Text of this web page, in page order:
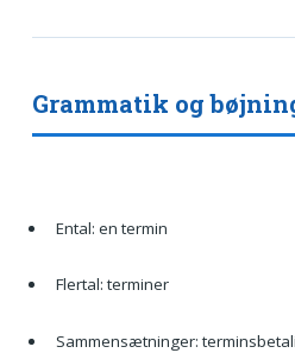
Grammatik og
Ental: en termin
Flertal: terminer
Sammensætninger: